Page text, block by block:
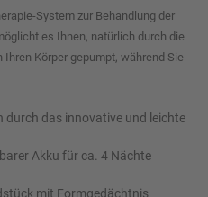
System zur Behandlung der
es Ihnen, natürlich durch die
Körper gepumpt, während Sie
durch das innovative und leichte
Akku für ca. 4 Nächte
mit Formgedächtnis